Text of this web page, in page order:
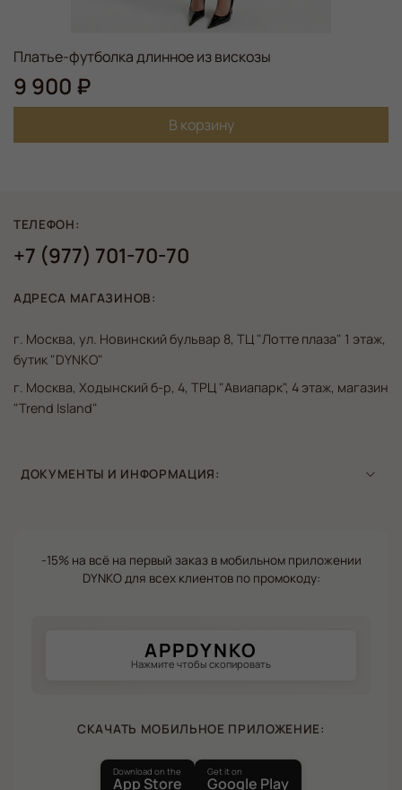
Платье-футболка длинное из вискозы
9 900 ₽
В корзину
ТЕЛЕФОН:
+7 (977) 701-70-70
АДРЕСА МАГАЗИНОВ:
г. Москва, ул. Новинский бульвар 8, ТЦ "Лотте плаза" 1 этаж,
бутик "DYNKO"
г. Москва, Ходынский б-р, 4, ТРЦ "Авиапарк", 4 этаж, магазин
"Trend Island"
ДОКУМЕНТЫ И ИНФОРМАЦИЯ:
-15% на всё на первый заказ в мобильном приложении
DYNKO для всех клиентов по промокоду:
APPDYNKO
Нажмите чтобы скопировать
СКАЧАТЬ МОБИЛЬНОЕ ПРИЛОЖЕНИЕ:
Download on the
App Store
Get it on
Google Play